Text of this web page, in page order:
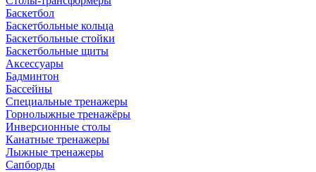
Баскетбол
Баскетбольные кольца
Баскетбольные стойки
Баскетбольные щиты
Аксессуары
Бадминтон
Бассейны
Специальные тренажеры
Горнолыжные тренажёры
Инверсионные столы
Канатные тренажеры
Лыжные тренажеры
Сапборды